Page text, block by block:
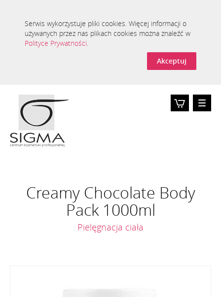
Serwis wykorzystuje pliki cookies. Więcej informacji o
używanych przez nas plikach cookies można znaleźć w
Polityce Prywatności.
Akceptuj
Toggle
Koszyk0
Creamy Chocolate Body
Pack 1000ml
Pielęgnacja ciała